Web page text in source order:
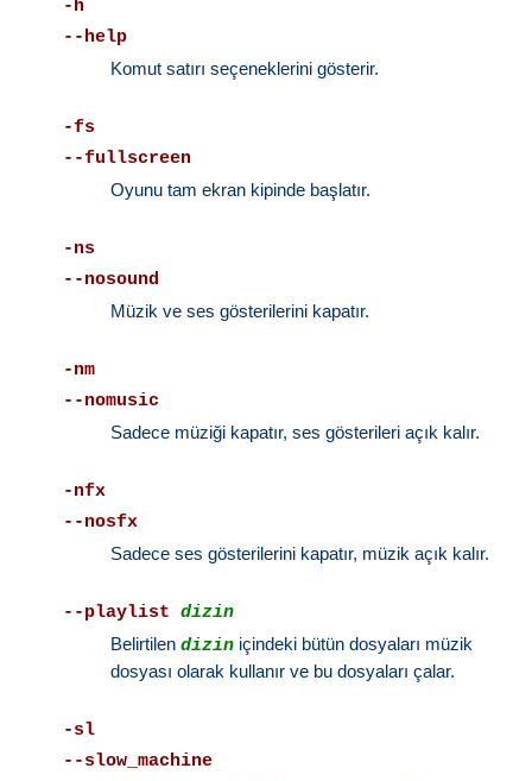
-h
--help
Komut satırı seçeneklerini gösterir.
-fs
--fullscreen
Oyunu tam ekran kipinde başlatır.
-ns
--nosound
Müzik ve ses gösterilerini kapatır.
-nm
--nomusic
Sadece müziği kapatır, ses gösterileri açık kalır.
-nfx
--nosfx
Sadece ses gösterilerini kapatır, müzik açık kalır.
--playlistdizin
Belirtilendizin içindeki bütün dosyaları müzik
dosyası olarak kullanır ve bu dosyaları çalar.
-sl
--slow_machine